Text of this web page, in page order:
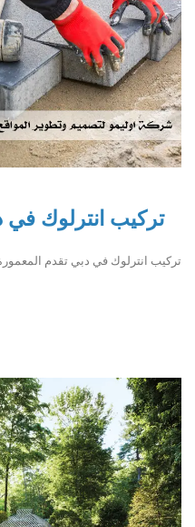
تركيب انترلوك
تركيب انترلوك في دبي تقدم